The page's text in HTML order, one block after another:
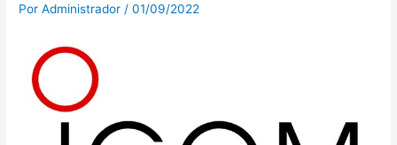
PorAdministrador /01/09/2022